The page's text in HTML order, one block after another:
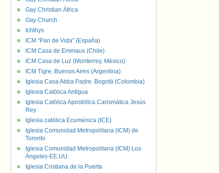
Gay Christian África
Gay Church
Ichthys
ICM "Pan de Vida" (España)
ICM Casa de Emmaus (Chile)
ICM Casa de Luz (Monterrey, México)
ICM Tigre, Buenos Aires (Argentina)
Iglesia Casa Abba Padre. Bogotá (Colombia)
Iglesia Católica Antigua
Iglesia Católica Apostólica Carismática Jesús
Rey
Iglesia católica Ecuménica (ICE)
Iglesia Comunidad Metropolitana (ICM) de
Toronto
Iglesia Comunidad Metropolitana (ICM) Los
Ángeles-EE.UU.
Iglesia Cristiana de la Puerta